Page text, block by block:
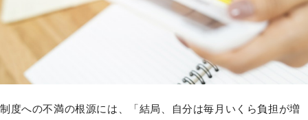
制度への不満の根源には、「結局、自分は毎月いくら負担が増